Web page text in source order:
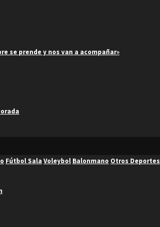
se prende y nos van a acompañar»
Fútbol Sala Voleybol Balonmano Otros Deportes